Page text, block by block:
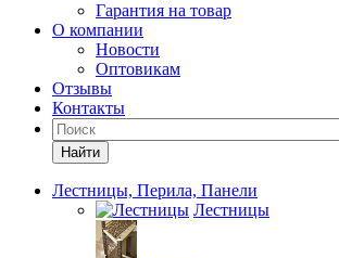
Гарантия на товар
О компании
Новости
Оптовикам
Отзывы
Контакты
Найти
Лестницы, Перила, Панели
Лестницы